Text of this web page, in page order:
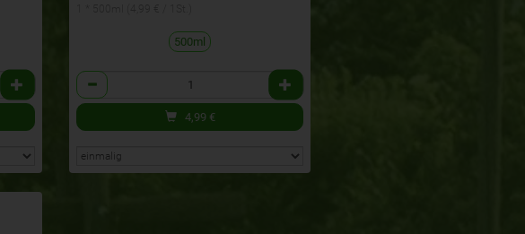
500ml
Anzahl
4,99 €